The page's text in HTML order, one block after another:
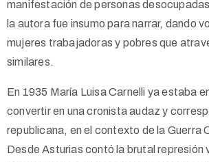
manifestación de personas
la autora fue insumo para narrar, dando
mujeres trabajadoras y pobres que
similares.
En 1935 María Luisa Carnelli ya estaba
convertir en una cronista audaz y
republicana, en el contexto de la Guerra
Desde Asturias contó la brutal represión